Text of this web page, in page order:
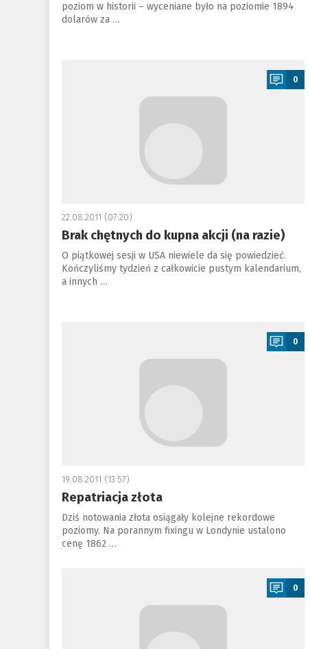
poziom w historii – wyceniane było na poziomie 1894
dolarów za …
0
22.08.2011 (07:20)
Brak chętnych do kupna akcji (na razie)
O piątkowej sesji w USA niewiele da się powiedzieć.
Kończyliśmy tydzień z całkowicie pustym kalendarium,
a innych …
0
19.08.2011 (13:57)
Repatriacja złota
Dziś notowania złota osiągały kolejne rekordowe
poziomy. Na porannym fixingu w Londynie ustalono
cenę 1862 …
0